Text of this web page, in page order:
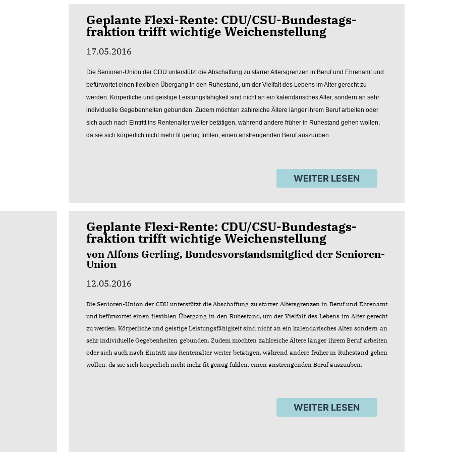
Geplante Flexi-Rente: CDU/CSU-Bundestags-
fraktion trifft wichtige Weichenstellung
17.05.2016
Die Senioren-Union der CDU unterstützt die Abschaffung zu starrer Altersgrenzen in Beruf und Ehrenamt und
befürwortet einen flexiblen Übergang in den Ruhestand, um der Vielfalt des Lebens im Alter gerecht zu
werden. Körperliche und geistige Leistungsfähigkeit sind nicht an ein kalendarisches Alter, sondern an sehr
individuelle Gegebenheiten gebunden. Zudem möchten zahlreiche Ältere länger ihrem Beruf arbeiten oder
sich auch nach Eintritt ins Rentenalter weiter betätigen, während andere früher in Ruhestand gehen wollen,
da sie sich körperlich nicht mehr fit genug fühlen, einen anstrengenden Beruf auszuüben.
WEITER LESEN
Geplante Flexi-Rente: CDU/CSU-Bundestags-
fraktion trifft wichtige Weichenstellung
von Alfons Gerling, Bundesvorstandsmitglied der Senioren-
Union
12.05.2016
Die Senioren-Union der CDU unterstützt die Abschaffung zu starrer Altersgrenzen in Beruf und Ehrenamt
und befürwortet einen flexiblen Übergang in den Ruhestand, um der Vielfalt des Lebens im Alter gerecht
zu werden. Körperliche und geistige Leistungsfähigkeit sind nicht an ein kalendarisches Alter, sondern an
sehr individuelle Gegebenheiten gebunden. Zudem möchten zahlreiche Ältere länger ihrem Beruf arbeiten
oder sich auch nach Eintritt ins Rentenalter weiter betätigen, während andere früher in Ruhestand gehen
wollen, da sie sich körperlich nicht mehr fit genug fühlen, einen anstrengenden Beruf auszuüben.
WEITER LESEN